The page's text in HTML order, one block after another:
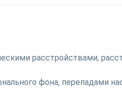
расстройствами,
фона, перепадами